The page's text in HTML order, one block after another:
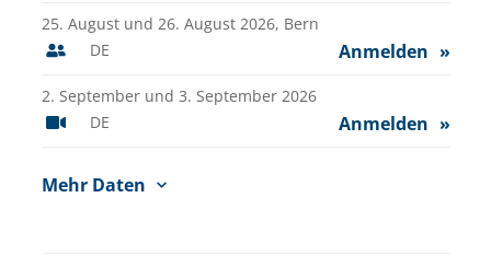
25. August und 26. August 2026, Bern
DE
Anmelden
2. September und 3. September 2026
DE
Anmelden
Mehr Daten